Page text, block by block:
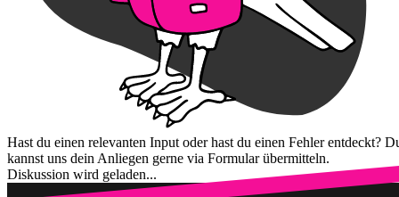
Hast du einen relevanten Input oder hast du einen Fehler entdeckt?
kannst uns dein Anliegen gerne via Formular übermitteln.
Diskussion wird geladen...